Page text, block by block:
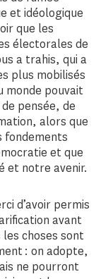
et idéologique
que les
électorales de
a trahis, qui a
plus mobilisés
monde pouvait
pensée, de
alors que
fondements
et que
et notre avenir.
d’avoir permis
avant
choses sont
: on adopte,
ne pourront